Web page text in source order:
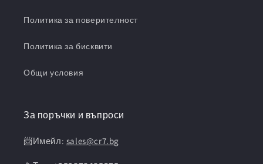
Политика за поверителност
Политика за бисквити
Общи условия
За поръчки и въпроси
📨Имейл: sales@cr7.bg